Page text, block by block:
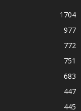
1704
977
772
751
683
447
445